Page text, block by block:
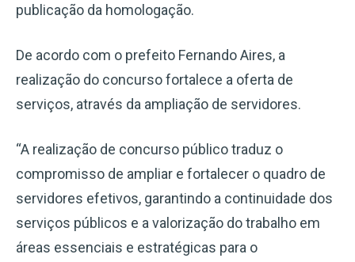
publicação da homologação.
De acordo com o prefeito Fernando Aires, a
realização do concurso fortalece a oferta de
serviços, através da ampliação de servidores.
“A realização de concurso público traduz o
compromisso de ampliar e fortalecer o quadro de
servidores efetivos, garantindo a continuidade dos
serviços públicos e a valorização do trabalho em
áreas essenciais e estratégicas para o